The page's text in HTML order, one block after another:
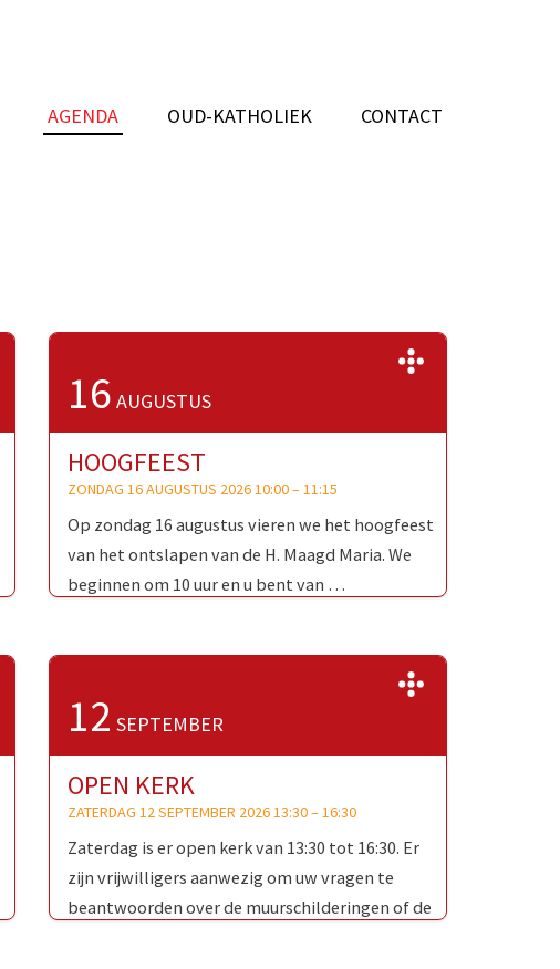
AGENDA OUD-KATHOLIEK CONTACT
HOOGFEEST
16 AUGUSTUS
ZONDAG 16 AUGUSTUS 2026 10:00–11:15
Op zondag 16 augustus vieren we het hoogfeest
van het ontslapen van de H. Maagd Maria. We
beginnen om 10 uur en u bent van …
OPEN KERK
12 SEPTEMBER
ZATERDAG 12 SEPTEMBER 2026 13:30–16:30
Zaterdag is er open kerk van 13:30 tot 16:30. Er
zijn vrijwilligers aanwezig om uw vragen te
beantwoorden over de muurschilderingen of de